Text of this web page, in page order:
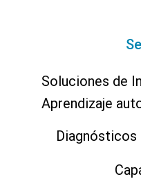
Soluciones de
Aprendizaje
Diagnósticos